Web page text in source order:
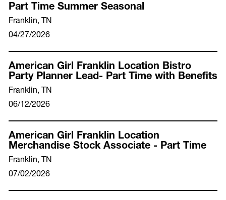
Part Time Summer Seasonal
Franklin, TN
04/27/2026
American Girl Franklin Location Bistro
Party Planner Lead- Part Time with Benefits
Franklin, TN
06/12/2026
American Girl Franklin Location
Merchandise Stock Associate - Part Time
Franklin, TN
07/02/2026